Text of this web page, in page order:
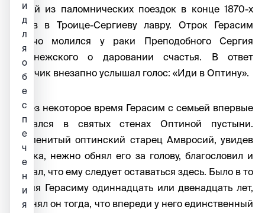
одной из паломнических поездок в конце 1870-х
годов в Троице-Сергиеву лавру. Отрок Герасим
горячо молился у раки Преподобного Сергия
Радонежского о даровании счастья. В ответ
мальчик внезапно услышал голос: «Иди в Оптину».
Через некоторое время Герасим с семьей впервые
оказался в святых стенах Оптиной пустыни.
Знаменитый оптинский старец Амвросий, увидев
отрока, нежно обнял его за голову, благословил и
сказал, что ему следует оставаться здесь. Было в то
время Герасиму одиннадцать или двенадцать лет,
и понял он тогда, что впереди у него единственный
и
д
л
я
о
б
е
с
п
е
ч
е
н
и
я